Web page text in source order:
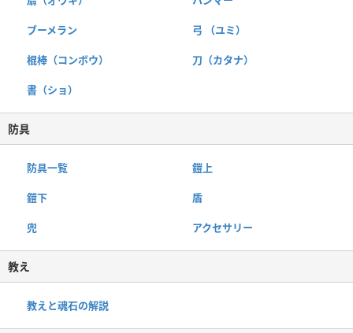
ブーメラン 弓 （ユミ）
棍棒（コンボウ） 刀（カタナ）
書（ショ）
防具
防具一覧 鎧上
鎧下 盾
兜 アクセサリー
教え
教えと魂石の解説